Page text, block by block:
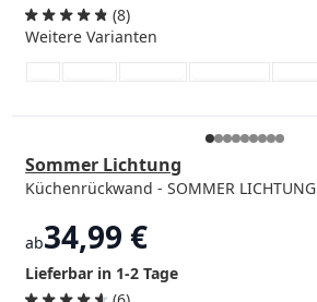
(8)
Weitere Varianten
Sommer Lichtung
Küchenrückwand - SOMMER LICHTUNG
ab34,99 €
Lieferbar in 1-2 Tage